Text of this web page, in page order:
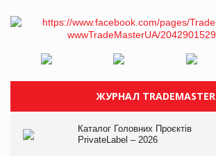
ЖУРНАЛ TRADEMASTER
Каталог Головних Проєктів
PrivateLabel – 2026